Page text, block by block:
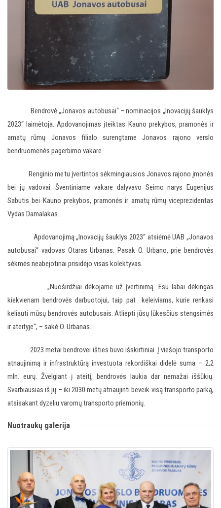
Bendrovė „Jonavos autobusai“ – nominacijos „Inovacijų šauklys
2023“ laimėtoja. Apdovanojimas įteiktas Kauno prekybos, pramonės ir
amatų rūmų Jonavos filialo surengtame Jonavos rajono verslo
bendruomenės pagerbimo vakare.
Renginio metu įvertintos sėkmingiausios Jonavos rajono įmonės
bei jų vadovai. Šventiniame vakare dalyvavo Seimo narys Eugenijus
Sabutis bei Kauno prekybos, pramonės ir amatų rūmų viceprezidentas
Vydas Damalakas.
Apdovanojimą „Inovacijų šauklys 2023“ atsiėmė UAB „Jonavos
autobusai“ vadovas Otaras Urbanas. Pasak O. Urbano, prie bendrovės
sėkmės neabejotinai prisidėjo visas kolektyvas.
„Nuoširdžiai dėkojame už įvertinimą. Esu labai dėkingas
kiekvienam bendrovės darbuotojui, taip pat keleiviams, kurie renkasi
keliauti mūsų bendrovės autobusais. Atliepti jūsų lūkesčius stengsimės
ir ateityje“, – sakė O. Urbanas.
2023 metai bendrovei išties buvo išskirtiniai. Į viešojo transporto
atnaujinimą ir infrastruktūrą investuota rekordiškai didelė suma – 2,2
mln. eurų. Žvelgiant į ateitį, bendrovės laukia dar nemažai iššūkių.
Svarbiausias iš jų – iki 2030 metų atnaujinti beveik visą transporto parką,
atsisakant dyzeliu varomų transporto priemonių.
Nuotraukų galerija